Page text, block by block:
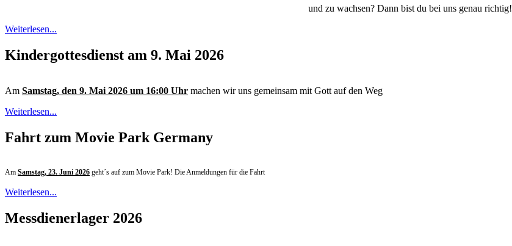
und zu wachsen? Dann bist du bei uns genau richtig!
Weiterlesen...
Kindergottesdienst am 9. Mai 2026
Am Samstag, den 9. Mai 2026 um 16:00 Uhr machen wir uns gemeinsam mit Gott auf den Weg
Weiterlesen...
Fahrt zum Movie Park Germany
Am Samstag, 23. Juni 2026 geht´s auf zum Movie Park! Die Anmeldungen für die Fahrt
Weiterlesen...
Messdienerlager 2026